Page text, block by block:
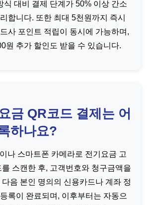
식 대비 결제 단계가 50% 이상 간소
합니다. 또한 최대 5천원까지 즉시
사 포인트 적립이 동시에 가능하며,
원 추가 할인도 받을 수 있습니다.
금 QR코드 결제는 어
하나요?
나 스마트폰 카메라로 전기요금 고
스캔한 후, 고객번호와 청구금액을
음 본인 명의의 신용카드나 계좌 정
록이 완료되며, 이후부터는 자동으